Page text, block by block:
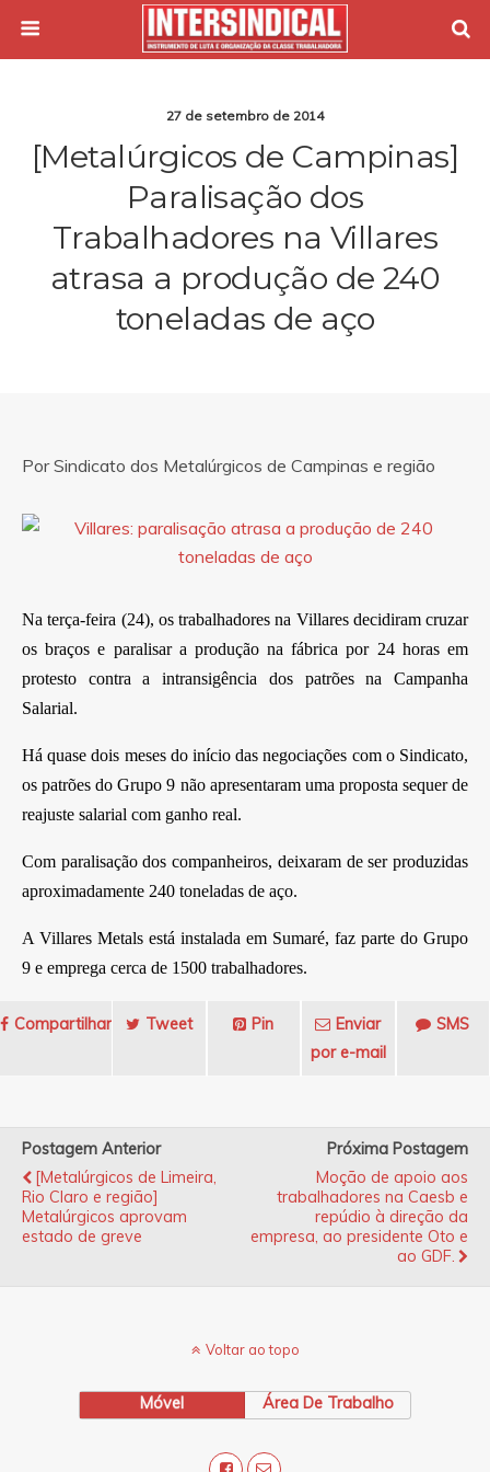
27 de setembro de 2014
[Metalúrgicos de Campinas]
Paralisação dos
Trabalhadores na Villares
atrasa a produção de 240
toneladas de aço
Por Sindicato dos Metalúrgicos de Campinas e região
Na terça-feira (24), os trabalhadores na Villares decidiram cruzar
os braços e paralisar a produção na fábrica por 24 horas em
protesto contra a intransigência dos patrões na Campanha
Salarial.
Há quase dois meses do início das negociações com o Sindicato,
os patrões do Grupo 9 não apresentaram uma proposta sequer de
reajuste salarial com ganho real.
Com paralisação dos companheiros, deixaram de ser produzidas
aproximadamente 240 toneladas de aço.
A Villares Metals está instalada em Sumaré, faz parte do Grupo
9 e emprega cerca de 1500 trabalhadores.
Compartilhar Tweet Pin
Enviar
por e-mail
SMS
Postagem Anterior
[Metalúrgicos de Limeira,
Rio Claro e região]
Metalúrgicos aprovam
estado de greve
Próxima Postagem
Moção de apoio aos
trabalhadores na Caesb e
repúdio à direção da
empresa, ao presidente Oto e
ao GDF.
Voltar ao topo
Móvel Área De Trabalho